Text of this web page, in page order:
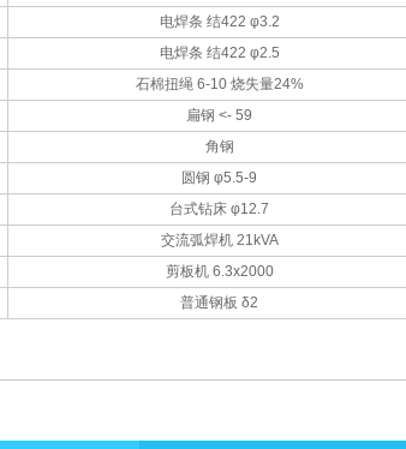
电焊条 结422 φ3.2
电焊条 结422 φ2.5
石棉扭绳 6-10 烧失量24%
扁钢 <- 59
角钢
圆钢 φ5.5-9
台式钻床 φ12.7
交流弧焊机 21kVA
剪板机 6.3x2000
普通钢板 δ2